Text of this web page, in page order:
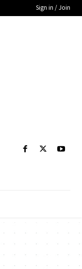
Sign in / Join